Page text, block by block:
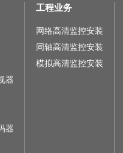
器
器
工程业务
网络高清监控安装
同轴高清监控安装
模拟高清监控安装